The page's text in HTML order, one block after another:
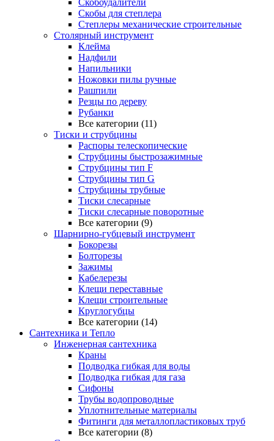
Скобоудалители
Скобы для степлера
Степлеры механические строительные
Столярный инструмент
Клейма
Надфили
Напильники
Ножовки пилы ручные
Рашпили
Резцы по дереву
Рубанки
Все категории (11)
Тиски и струбцины
Распоры телескопические
Струбцины быстрозажимные
Струбцины тип F
Струбцины тип G
Струбцины трубные
Тиски слесарные
Тиски слесарные поворотные
Все категории (9)
Шарнирно-губцевый инструмент
Бокорезы
Болторезы
Зажимы
Кабелерезы
Клещи переставные
Клещи строительные
Круглогубцы
Все категории (14)
Сантехника и Тепло
Инженерная сантехника
Краны
Подводка гибкая для воды
Подводка гибкая для газа
Сифоны
Трубы водопроводные
Уплотнительные материалы
Фитинги для металлопластиковых труб
Все категории (8)